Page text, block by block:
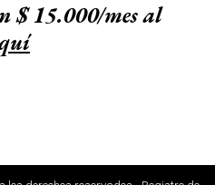
$ 15.000/mes al